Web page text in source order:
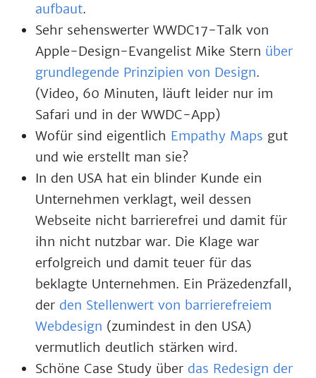
aufbaut.
Sehr sehenswerter WWDC17-Talk von
Apple-Design-Evangelist Mike Stern über
grundlegende Prinzipien von Design.
(Video, 60 Minuten, läuft leider nur im
Safari und in der WWDC-App)
Wofür sind eigentlich Empathy Maps gut
und wie erstellt man sie?
In den USA hat ein blinder Kunde ein
Unternehmen verklagt, weil dessen
Webseite nicht barrierefrei und damit für
ihn nicht nutzbar war. Die Klage war
erfolgreich und damit teuer für das
beklagte Unternehmen. Ein Präzedenzfall,
der den Stellenwert von barrierefreiem
Webdesign (zumindest in den USA)
vermutlich deutlich stärken wird.
Schöne Case Study über das Redesign der